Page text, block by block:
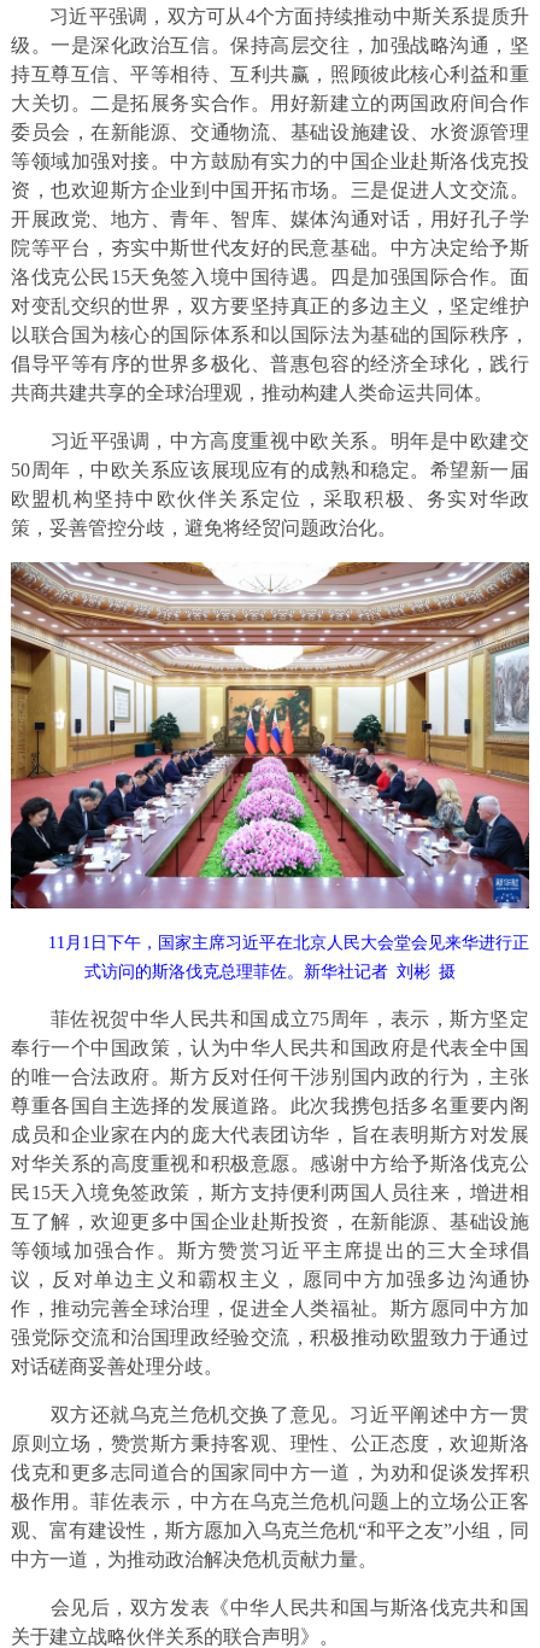
习近平强调，双方可从4个方面持续推动中斯关系提质升
级。一是深化政治互信。保持高层交往，加强战略沟通，坚
持互尊互信、平等相待、互利共赢，照顾彼此核心利益和重
大关切。二是拓展务实合作。用好新建立的两国政府间合作
委员会，在新能源、交通物流、基础设施建设、水资源管理
等领域加强对接。中方鼓励有实力的中国企业赴斯洛伐克投
资，也欢迎斯方企业到中国开拓市场。三是促进人文交流。
开展政党、地方、青年、智库、媒体沟通对话，用好孔子学
院等平台，夯实中斯世代友好的民意基础。中方决定给予斯
洛伐克公民15天免签入境中国待遇。四是加强国际合作。面
对变乱交织的世界，双方要坚持真正的多边主义，坚定维护
以联合国为核心的国际体系和以国际法为基础的国际秩序，
倡导平等有序的世界多极化、普惠包容的经济全球化，践行
共商共建共享的全球治理观，推动构建人类命运共同体。
习近平强调，中方高度重视中欧关系。明年是中欧建交
50周年，中欧关系应该展现应有的成熟和稳定。希望新一届
欧盟机构坚持中欧伙伴关系定位，采取积极、务实对华政
策，妥善管控分歧，避免将经贸问题政治化。
11月1日下午，国家主席习近平在北京人民大会堂会见来华进行正
式访问的斯洛伐克总理菲佐。新华社记者 刘彬 摄
菲佐祝贺中华人民共和国成立75周年，表示，斯方坚定
奉行一个中国政策，认为中华人民共和国政府是代表全中国
的唯一合法政府。斯方反对任何干涉别国内政的行为，主张
尊重各国自主选择的发展道路。此次我携包括多名重要内阁
成员和企业家在内的庞大代表团访华，旨在表明斯方对发展
对华关系的高度重视和积极意愿。感谢中方给予斯洛伐克公
民15天入境免签政策，斯方支持便利两国人员往来，增进相
互了解，欢迎更多中国企业赴斯投资，在新能源、基础设施
等领域加强合作。斯方赞赏习近平主席提出的三大全球倡
议，反对单边主义和霸权主义，愿同中方加强多边沟通协
作，推动完善全球治理，促进全人类福祉。斯方愿同中方加
强党际交流和治国理政经验交流，积极推动欧盟致力于通过
对话磋商妥善处理分歧。
双方还就乌克兰危机交换了意见。习近平阐述中方一贯
原则立场，赞赏斯方秉持客观、理性、公正态度，欢迎斯洛
伐克和更多志同道合的国家同中方一道，为劝和促谈发挥积
极作用。菲佐表示，中方在乌克兰危机问题上的立场公正客
观、富有建设性，斯方愿加入乌克兰危机“和平之友”小组，同
中方一道，为推动政治解决危机贡献力量。
会见后，双方发表《中华人民共和国与斯洛伐克共和国
关于建立战略伙伴关系的联合声明》。